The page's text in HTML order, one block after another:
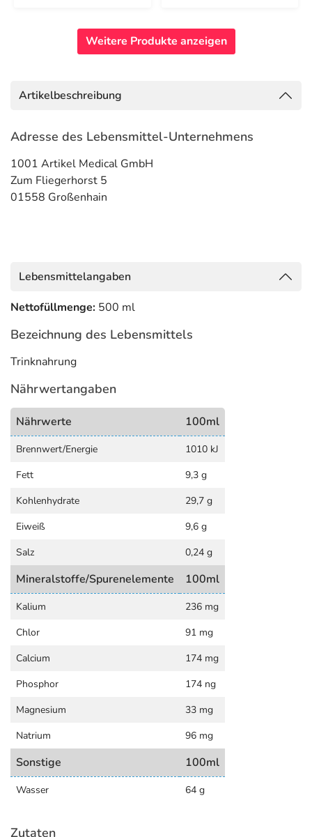
Weitere Produkte anzeigen
Artikelbeschreibung
Adresse des Lebensmittel-Unternehmens
1001 Artikel Medical GmbH
Zum Fliegerhorst 5
01558 Großenhain
Lebensmittelangaben
Nettofüllmenge: 500 ml
Bezeichnung des Lebensmittels
Trinknahrung
Nährwertangaben
Nährwerte 100ml
Brennwert/Energie
1010 kJ
Fett
9,3 g
Kohlenhydrate
29,7 g
Eiweiß
9,6 g
Salz
0,24 g
Mineralstoffe/Spurenelemente 100ml
Kalium
236 mg
Chlor
91 mg
Calcium
174 mg
Phosphor
174 ng
Magnesium
33 mg
Natrium
96 mg
Sonstige 100ml
Wasser 64 g
Zutaten